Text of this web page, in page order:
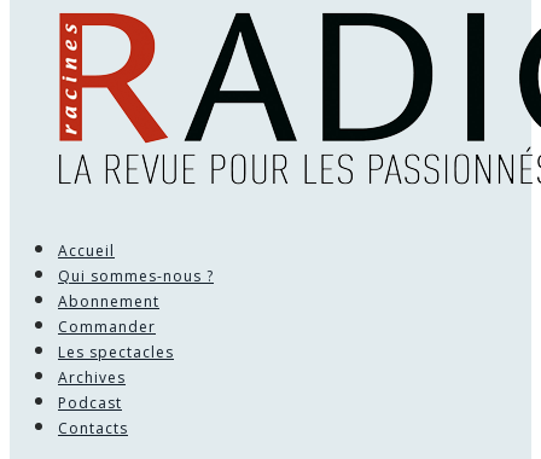
Accueil
Qui sommes-nous ?
Abonnement
Commander
Les spectacles
Archives
Podcast
Contacts